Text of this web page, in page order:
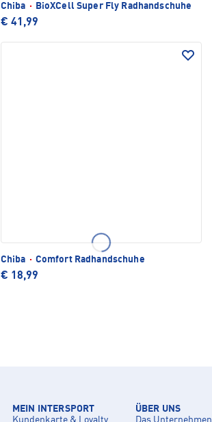
Chiba · BioXCell Super Fly Radhandschuhe
€ 41,99
Chiba · Comfort Radhandschuhe
€ 18,99
MEIN INTERSPORT
ÜBER UNS